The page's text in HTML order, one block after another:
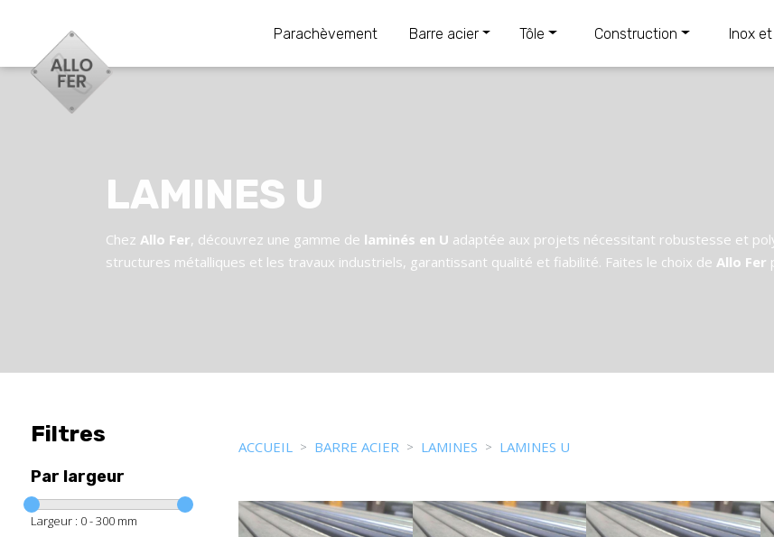
Parachèvement Barre acier Tôle Construction Inox
LAMINES U
Chez Allo Fer, découvrez une gamme de laminés en U adaptée aux projets nécessitant robustesse et
structures métalliques et les travaux industriels, garantissant qualité et fiabilité. Faites le choix de Allo Fer
Filtres
Par largeur
Largeur : 0 - 300mm
ACCUEIL BARRE ACIER LAMINES LAMINES U